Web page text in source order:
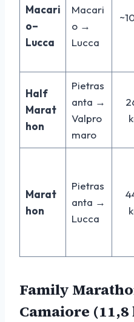
Macari
o–
Lucca
Macari
o →
Lucca
Half
Marat
hon
Pietras
anta →
Valpro
maro
Marat
hon
Pietras
anta →
Lucca
Family
Camaiore (11,8